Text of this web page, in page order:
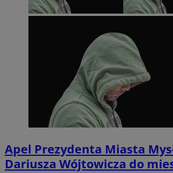
Apel Prezydenta Miasta
Dariusza Wójtowicza do